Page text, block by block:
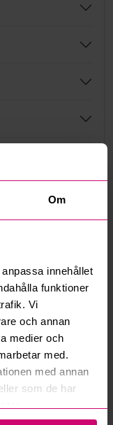
Om
innehållet
funktioner
Vi
och annan
medier och
med.
med annan
som de har